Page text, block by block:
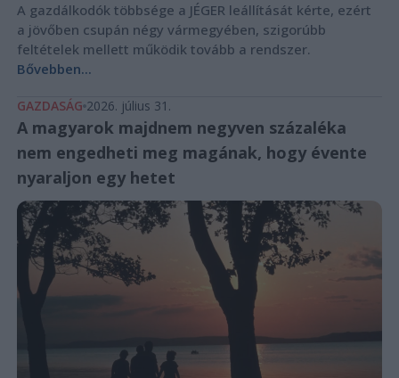
A gazdálkodók többsége a JÉGER leállítását kérte, ezért
a jövőben csupán négy vármegyében, szigorúbb
feltételek mellett működik tovább a rendszer.
Bővebben...
GAZDASÁG 2026. július 31.
A magyarok majdnem negyven százaléka
nem engedheti meg magának, hogy évente
nyaraljon egy hetet